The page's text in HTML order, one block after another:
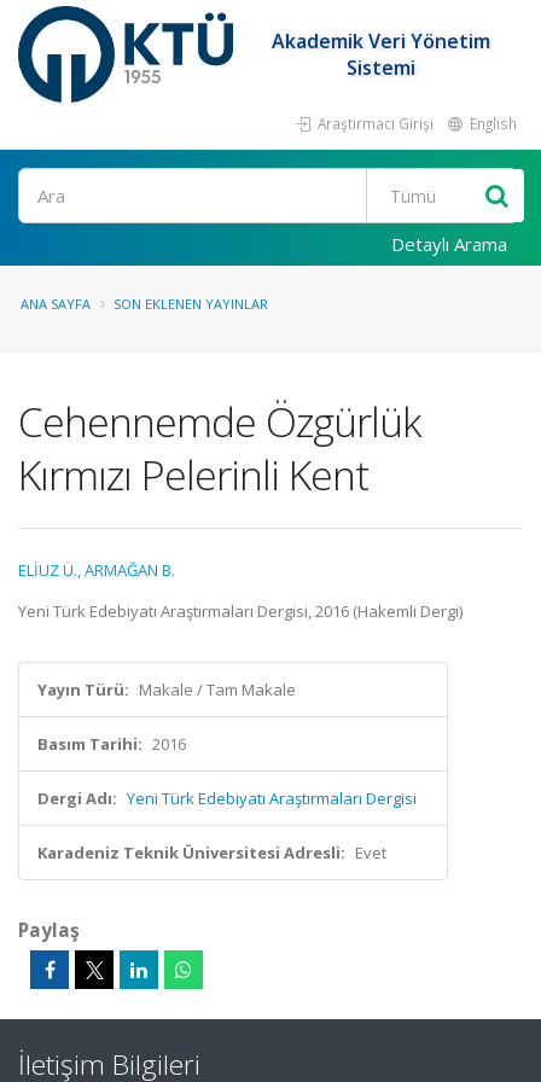
Akademik Veri Yönetim
Sistemi
Araştırmacı Girişi English
Ara
Detaylı Arama
ANA SAYFA SON EKLENEN YAYINLAR
Cehennemde Özgürlük
Kırmızı Pelerinli Kent
ELİUZ Ü.,ARMAĞAN B.
Yeni Türk Edebiyatı Araştırmaları Dergisi, 2016 (Hakemli Dergi)
Yayın Türü: Makale / Tam Makale
Basım Tarihi: 2016
Dergi Adı: Yeni Türk Edebiyatı Araştırmaları Dergisi
Karadeniz Teknik Üniversitesi Adresli: Evet
Paylaş
İletişim Bilgileri